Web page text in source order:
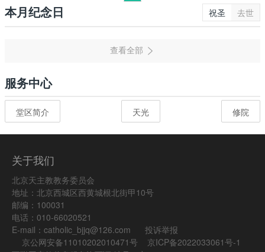
本月纪念日 祝圣 去世
服务中心
堂区简介 天光 修院
关于我们
北京天主教教务委员会
地址：北京西城区西黄城根北街甲10号
邮编：100031
电话：010-66020521
E-mail：catholic_bjjq@126.com 投诉举报
京公网安备11010202010471号
京ICP备2022033061号-1